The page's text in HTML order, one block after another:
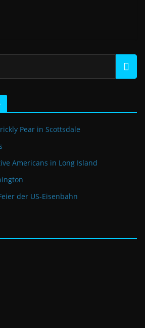
Pear in Scottsdale
Americans in Long Island
der US-Eisenbahn